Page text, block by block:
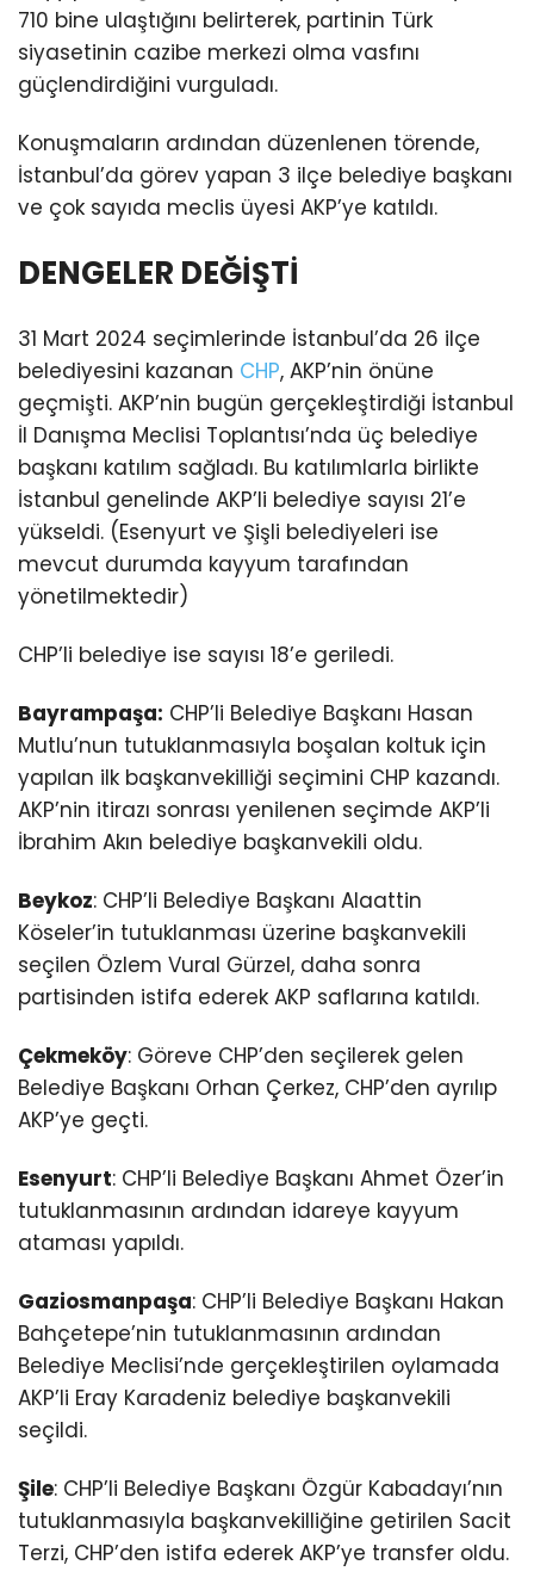
710 bine ulaştığını belirterek, partinin Türk
siyasetinin cazibe merkezi olma vasfını
güçlendirdiğini vurguladı.
Konuşmaların ardından düzenlenen törende,
İstanbul’da görev yapan 3 ilçe belediye başkanı
ve çok sayıda meclis üyesi AKP’ye katıldı.
DENGELER DEĞİŞTİ
31 Mart 2024 seçimlerinde İstanbul’da 26 ilçe
belediyesini kazanan CHP, AKP’nin önüne
geçmişti. AKP’nin bugün gerçekleştirdiği İstanbul
İl Danışma Meclisi Toplantısı’nda üç belediye
başkanı katılım sağladı. Bu katılımlarla birlikte
İstanbul genelinde AKP’li belediye sayısı 21’e
yükseldi. (Esenyurt ve Şişli belediyeleri ise
mevcut durumda kayyum tarafından
yönetilmektedir)
CHP’li belediye ise sayısı 18’e geriledi.
Bayrampaşa: CHP’li Belediye Başkanı Hasan
Mutlu’nun tutuklanmasıyla boşalan koltuk için
yapılan ilk başkanvekilliği seçimini CHP kazandı.
AKP’nin itirazı sonrası yenilenen seçimde AKP’li
İbrahim Akın belediye başkanvekili oldu.
Beykoz: CHP’li Belediye Başkanı Alaattin
Köseler’in tutuklanması üzerine başkanvekili
seçilen Özlem Vural Gürzel, daha sonra
partisinden istifa ederek AKP saflarına katıldı.
Çekmeköy: Göreve CHP’den seçilerek gelen
Belediye Başkanı Orhan Çerkez, CHP’den ayrılıp
AKP’ye geçti.
Esenyurt: CHP’li Belediye Başkanı Ahmet Özer’in
tutuklanmasının ardından idareye kayyum
ataması yapıldı.
Gaziosmanpaşa: CHP’li Belediye Başkanı Hakan
Bahçetepe’nin tutuklanmasının ardından
Belediye Meclisi’nde gerçekleştirilen oylamada
AKP’li Eray Karadeniz belediye başkanvekili
seçildi.
Şile: CHP’li Belediye Başkanı Özgür Kabadayı’nın
tutuklanmasıyla başkanvekilliğine getirilen Sacit
Terzi, CHP’den istifa ederek AKP’ye transfer oldu.